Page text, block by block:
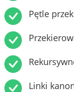
Pętle
Linki